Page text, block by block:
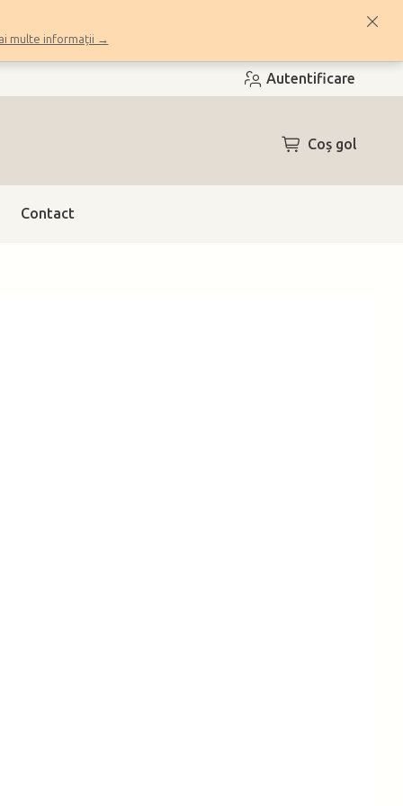
multe informații →
Autentificare
COŞ
Coş gol
Contact